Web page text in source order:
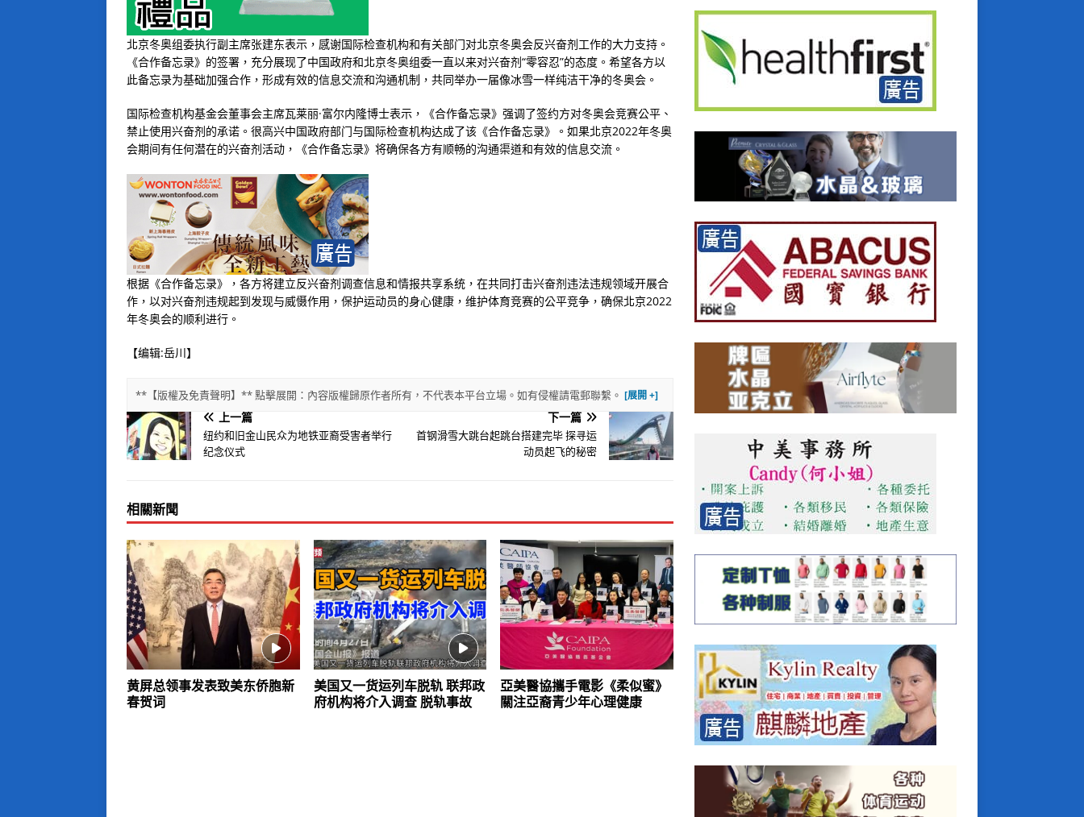
北京冬奥组委执行副主席张建东表示，感谢国际检查机构和有关部门对北京冬奥会反兴奋剂工作的大力支持。
《合作备忘录》的签署，充分展现了中国政府和北京冬奥组委一直以来对兴奋剂“零容忍”的态度。希望各方以
此备忘录为基础加强合作，形成有效的信息交流和沟通机制，共同举办一届像冰雪一样纯洁干净的冬奥会。
国际检查机构基金会董事会主席瓦莱丽·富尔内隆博士表示，《合作备忘录》强调了签约方对冬奥会竞赛公平、
禁止使用兴奋剂的承诺。很高兴中国政府部门与国际检查机构达成了该《合作备忘录》。如果北京2022年冬奥
会期间有任何潜在的兴奋剂活动，《合作备忘录》将确保各方有顺畅的沟通渠道和有效的信息交流。
根据《合作备忘录》，各方将建立反兴奋剂调查信息和情报共享系统，在共同打击兴奋剂违法违规领域开展合
作，以对兴奋剂违规起到发现与威慑作用，保护运动员的身心健康，维护体育竞赛的公平竞争，确保北京2022
年冬奥会的顺利进行。
【编辑:岳川】
**【版權及免責聲明】** 點擊展開：內容版權歸原作者所有，不代表本平台立場。如有侵權請電郵聯繫。
上一篇
纽约和旧金山民众为地铁亚裔受害者举行
纪念仪式
下一篇
首钢滑雪大跳台起跳台搭建完毕 探寻运
动员起飞的秘密
相關新聞
黄屏总领事发表致美东侨胞新
春贺词
美国又一货运列车脱轨 联邦政
府机构将介入调查 脱轨事故
亞美醫協攜手電影《柔似蜜》
關注亞裔青少年心理健康